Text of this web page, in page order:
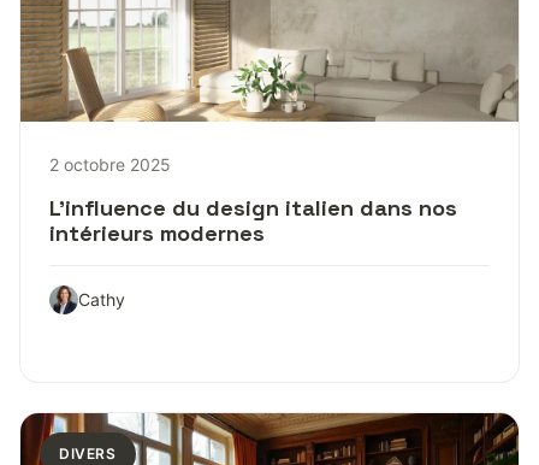
2 octobre 2025
L’influence du design italien dans nos
intérieurs modernes
Cathy
DIVERS